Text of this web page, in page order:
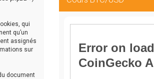
qui
qu’un
assignés
sur
document